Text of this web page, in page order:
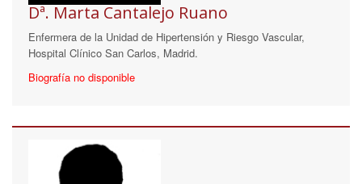
Dª. Marta Cantalejo Ruano
Enfermera de la Unidad de Hipertensión y Riesgo Vascular,
Hospital Clínico San Carlos, Madrid.
Biografía no disponible